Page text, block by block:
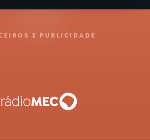
E PUBLICIDADE